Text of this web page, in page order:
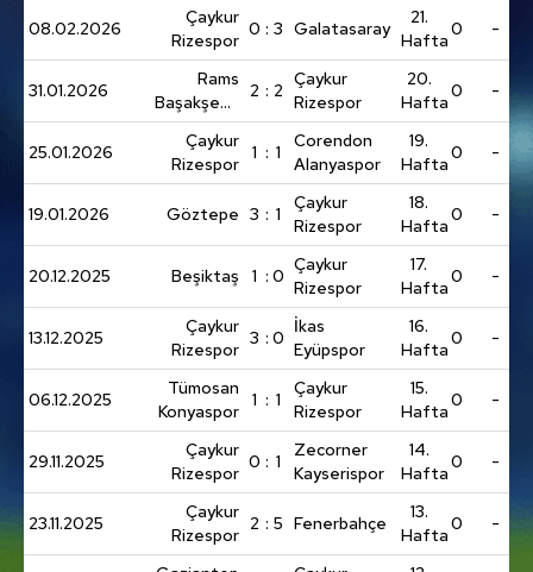
08.02.2026
Çaykur
Rizespor
0 : 3 Galatasaray
21.
Hafta
0 -
31.01.2026
Rams
Başakşehir
FK
2 : 2
Çaykur
Rizespor
20.
Hafta
0 -
25.01.2026
Çaykur
Rizespor
1 : 1
Corendon
Alanyaspor
19.
Hafta
0 -
19.01.2026 Göztepe 3 : 1
Çaykur
Rizespor
18.
Hafta
0 -
20.12.2025 Beşiktaş 1 : 0
Çaykur
Rizespor
17.
Hafta
0 -
13.12.2025
Çaykur
Rizespor
3 : 0
İkas
Eyüpspor
16.
Hafta
0 -
06.12.2025
Tümosan
Konyaspor
1 : 1
Çaykur
Rizespor
15.
Hafta
0 -
29.11.2025
Çaykur
Rizespor
0 : 1
Zecorner
Kayserispor
14.
Hafta
0 -
23.11.2025
Çaykur
Rizespor
2 : 5 Fenerbahçe
13.
Hafta
0 -